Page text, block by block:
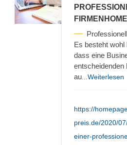
Es besteht wohl
dass eine
entscheidenden
au ...Weiterlesen
https://
preis.de/2020/
einer-